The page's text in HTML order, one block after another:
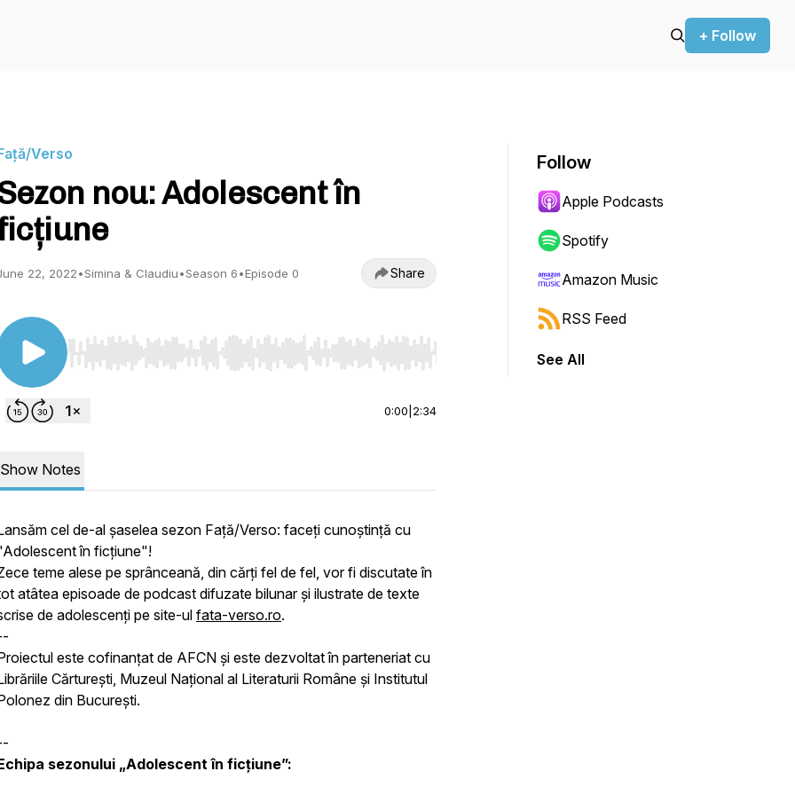
+ Follow
Verso
nou: Adolescent în
22, 2022•Simina & Claudiu•Season 6•Episode 0 Share
Use Left/Right to seek, Home/End to jump to start or end. Hold shift to jump forward or backward.
0:00 2:34
Show Notes
cel de-al șaselea sezon Față/Verso: faceți cunoștință cu
în ficțiune"!
teme alese pe sprânceană, din cărți fel de fel, vor fi discutate în
atâtea episoade de podcast difuzate bilunar și ilustrate de texte
de adolescenți pe site-ul fata-verso.ro.
este cofinanțat de AFCN și este dezvoltat în parteneriat cu
Cărturești, Muzeul Național al Literaturii Române și Institutul
din București.
sezonului „Adolescent în ficțiune”:
Follow
Apple Podcasts
Spotify
Amazon Music
RSS Feed
See All